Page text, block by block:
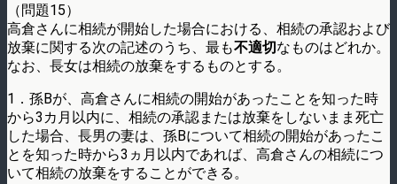
（問題15）
高倉さんに相続が開始した場合における、相続の承認および
放棄に関する次の記述のうち、最も不適切なものはどれか。
なお、長女は相続の放棄をするものとする。
1．孫Bが、高倉さんに相続の開始があったことを知った時
から3カ月以内に、相続の承認または放棄をしないまま死亡
した場合、長男の妻は、孫Bについて相続の開始があったこ
とを知った時から3ヵ月以内であれば、高倉さんの相続につ
いて相続の放棄をすることができる。